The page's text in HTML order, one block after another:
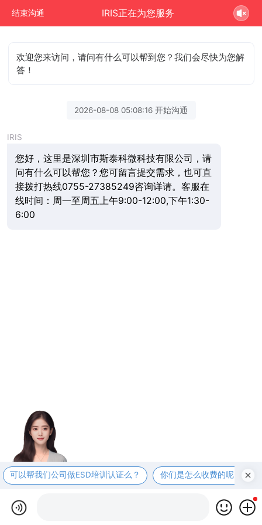
结束沟通 IRIS正在为您服务
欢迎您来访问，请问有什么可以帮到您？我们会尽快为您解
答！
2026-08-08 05:08:16 开始沟通
IRIS
您好，这里是深圳市斯泰科微科技有限公司，请
问有什么可以帮您？您可留言提交需求，也可直
接拨打热线0755-27385249咨询详请。客服在
线时间：周一至周五上午9:00-12:00,下午1:30-
6:00
可以帮我们公司做ESD培训认证么？ 你们是怎么收费的呢？